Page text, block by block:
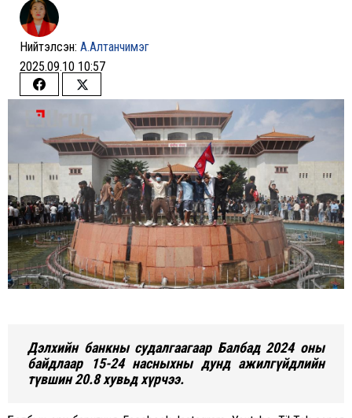
Нийтэлсэн: А.Алтанчимэг
2025.09.10 10:57
Share
on
Facebook
Share
Twitter
Дэлхийн банкны судалгаагаар Балбад 2024 оны
байдлаар 15-24 насныхны дунд ажилгүйдлийн
түвшин 20.8 хувьд хүрчээ.